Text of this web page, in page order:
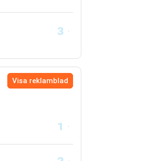
Visa reklamblad